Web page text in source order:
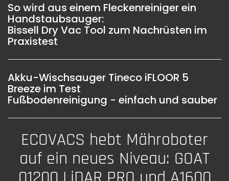
So wird aus einem Fleckenreiniger ein
Handstaubsauger:
Bissell Dry Vac Tool zum Nachrüsten im
Praxistest
Akku-Wischsauger Tineco iFLOOR 5
Breeze im Test
Fußbodenreinigung - einfach und sauber
ECOVACS hebt Mähroboter
auf ein neues Niveau: GOAT